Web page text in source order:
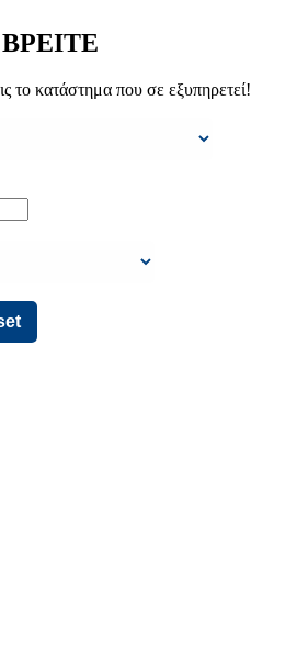
το κατάστημα που σε εξυπηρετεί!